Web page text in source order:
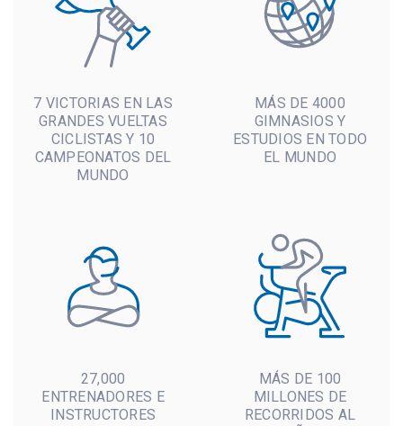
7 VICTORIAS EN LAS
GRANDES VUELTAS
CICLISTAS Y 10
CAMPEONATOS DEL
MUNDO
MÁS DE 4000
GIMNASIOS Y
ESTUDIOS EN TODO
EL MUNDO
27,000
ENTRENADORES E
INSTRUCTORES
MÁS DE 100
MILLONES DE
RECORRIDOS AL